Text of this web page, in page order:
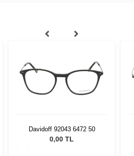
Davidoff 92043 6472 50
0,00 TL